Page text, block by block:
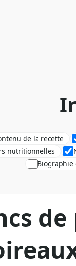
de la recette
nutritionnelles
Biographie